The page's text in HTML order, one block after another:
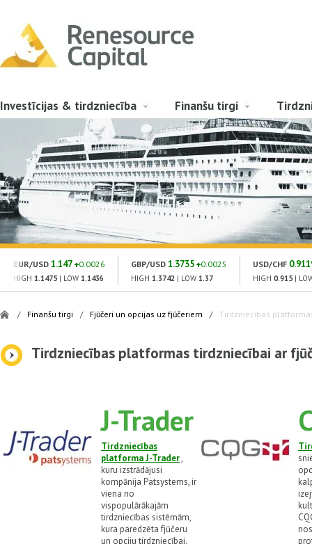
Investīcijas & tirdzniecība Finanšu tirgi
EUR/USD 1.147 0.0026
HIGH 1.1475 | LOW 1.1436
GBP/USD 1.3735 0.0025
HIGH 1.3742 | LOW 1.37
USD/CHF
HIGH 0.915 |
/ Finanšu tirgi / Fjūčeri un opcijas uz fjūčeriem / Tirdzniecības
Tirdzniecības platformas tirdzniecībai ar
J-Trader
Тirdzniecības
platforma J-Trader,
kuru izstrādājusi
kompānija Patsystems, ir
viena no
vispopulārākajām
tirdzniecības sistēmām,
kura paredzēta fjūčeru
un opciju tirdzniecībai.